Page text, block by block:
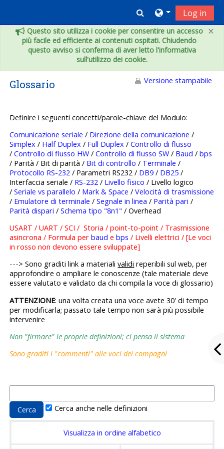
×
Questo sito utilizza i cookie per consentire un accesso
più facile ed efficiente ai contenuti ospitati. Chiudendo
questo avviso si conferma di aver letto l'informativa
sull'utilizzo dei cookie.
Toggle search
Log in
Glossario Versione stampabile
Definire i seguenti concetti/parole-chiave del Modulo:
Comunicazione seriale / Direzione della comunicazione /
Simplex / Half Duplex / Full Duplex /Controllo di flusso
/Controllo di flusso HW /Controllo di flusso SW / Baud /bps
/ Parità / Bit di parità / Bit di controllo / Terminale /
Protocollo RS-232 / Parametri RS232 / DB9 / DB25 /
Interfaccia seriale / RS-232 / Livello fisico / Livello logico
/Seriale vs parallelo / Mark & Space /Velocità di trasmissione
/ Emulatore di terminale /Segnale in linea / Parità pari /
Parità dispari /Schema tipo "8n1" / Overhead
USART / UART / SCI / Storia / point-to-point / Trasmissione
asincrona / Formula perbaud ebps / Livelli elettrici / [Le voci
in rosso non devono essere sviluppate]
---> Sono graditi link a materialivalidi reperibili sul web, per
approfondire o ampliare le conoscenze (tale materiale deve
essere valutato e validato da chi compila la voce di glossario)
ATTENZIONE: una volta creata una voce avete 30' di tempo
per modificarla; passato tale tempo non sarà più possibile
intervenire
Non "firmare" le proprie definizioni; ci pensa il sistema
Sono graditi i "commenti" alle voci dei compagni
Cerca anche nelle definizioni
Visualizza in ordine alfabetico